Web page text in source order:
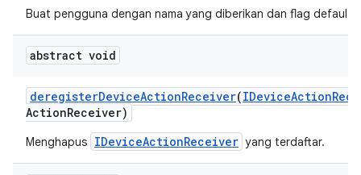
Buat pengguna dengan nama yang diberikan dan flag default
abstract void
deregisterDeviceActionReceiver(IDeviceAction
ActionReceiver)
Menghapus IDeviceActionReceiver yang terdaftar.